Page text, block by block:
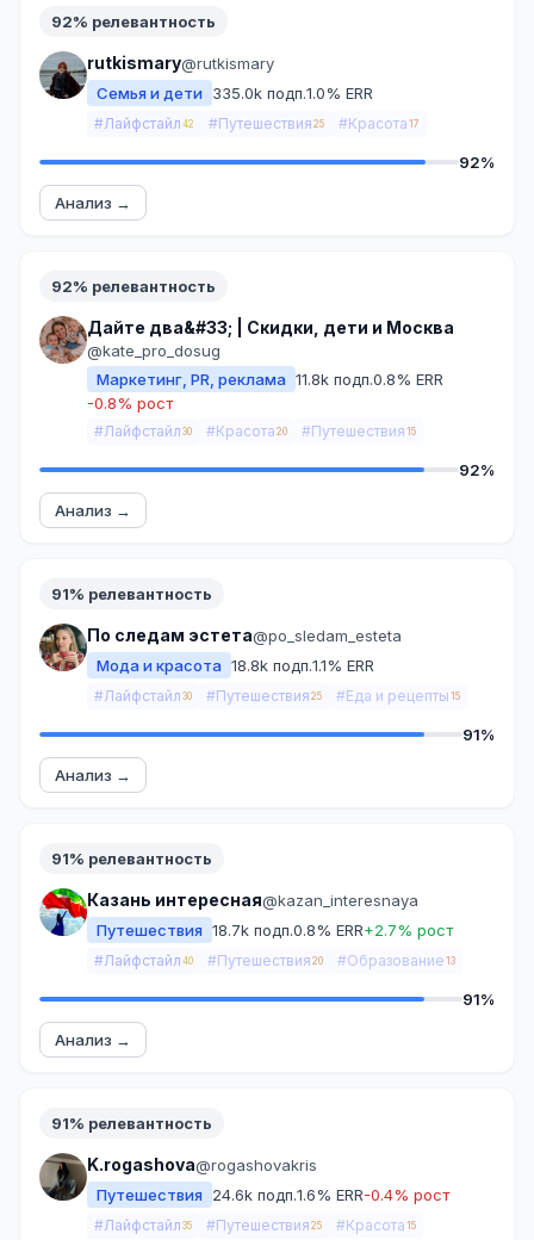
92% релевантность
rutkismary@rutkismary
Семья и дети
335.0k подп.1.0% ERR
#Лайфстайл 42 #Путешествия 25 #Красота 17
92%
Анализ →
92% релевантность
Дайте два&#33; | Скидки, дети и Москва
@kate_pro_dosug
Маркетинг, PR, реклама 11.8k подп.0.8% ERR
-0.8% рост
#Лайфстайл 30 #Красота 20 #Путешествия 15
92%
Анализ →
91% релевантность
По следам эстета@po_sledam_esteta
Мода и красота 18.8k подп.1.1% ERR
#Лайфстайл 30 #Путешествия 25 #Еда и рецепты 15
91%
Анализ →
91% релевантность
Казань интересная@kazan_interesnaya
Путешествия 18.7k подп.0.8% ERR+2.7% рост
#Лайфстайл 40 #Путешествия 20 #Образование 13
91%
Анализ →
91% релевантность
K.rogashova@rogashovakris
Путешествия
24.6k подп.1.6% ERR-0.4% рост
#Лайфстайл 35 #Путешествия 25 #Красота 15